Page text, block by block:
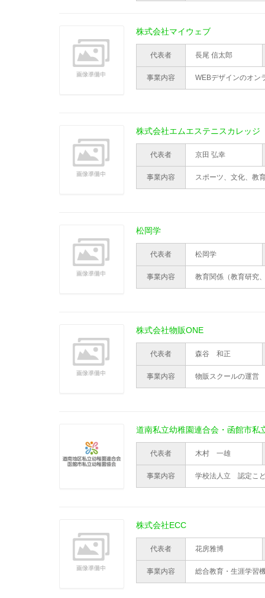
株式会社マイウェブ
代表者 長尾 信太郎
事業内容 WEBデザインのオン
株式会社エムエステニスカレッジ
代表者 京田 弘幸
事業内容 スポーツ、文化、教
松岡学
代表者 松岡学
事業内容 教育関係（教育研究
株式会社物販ONE
代表者 森谷 和正
事業内容 物販スクールの運営
道南私立幼稚園連合会・函館市私
代表者 木村 一雄
事業内容 学校法人立 認定こ
株式会社ECC
代表者 花房雅博
事業内容 総合教育・生涯学習